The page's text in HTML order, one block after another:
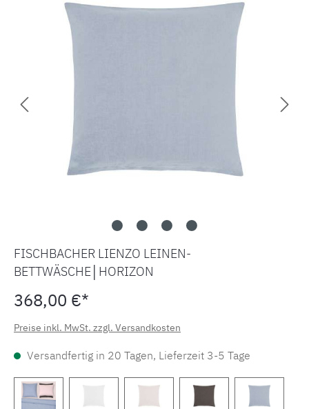
FISCHBACHER LIENZO LEINEN-
BETTWÄSCHE│HORIZON
368,00 €*
Preise inkl. MwSt. zzgl. Versandkosten
Versandfertig in 20 Tagen, Lieferzeit 3-5 Tage